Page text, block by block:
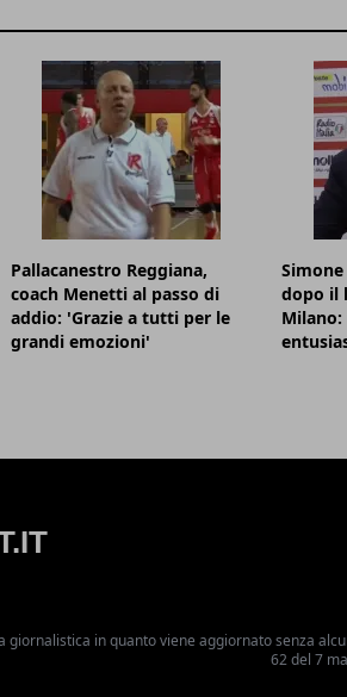
Pallacanestro Reggiana,
coach Menetti al passo di
addio: 'Grazie a tutti per le
grandi emozioni'
dopo il
in quanto viene aggiornato senza
62 del 7